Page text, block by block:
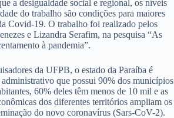
a desigualdade social e regional, os níveis
do trabalho são condições para maiores
Covid-19. O trabalho foi realizado pelos
e Lizandra Serafim, na pesquisa “As
à pandemia”.
da UFPB, o estado da Paraíba é
que possui 90% dos municípios
60% deles têm menos de 10 mil e as
dos diferentes territórios ampliam os
do novo coronavírus (Sars-CoV-2).